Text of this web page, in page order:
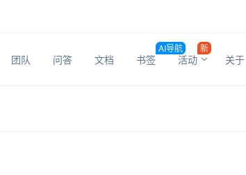
团队 问答 文档 书签
AI导航
活动
新
关于